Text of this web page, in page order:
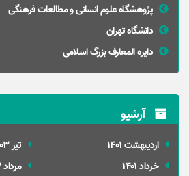
پژوهشگاه علوم انسانی و مطالعات فرهنگی
دانشگاه تهران
دایره المعارف بزرگ اسلامی
آرشیو
ارديبهشت 1401
خرداد 1401
تير 1403
مرداد 1403